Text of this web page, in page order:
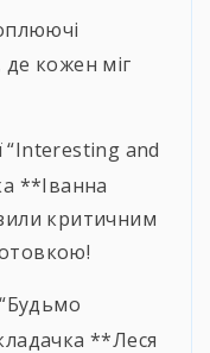
кожен міг
“Interesting and
**Іванна
критичним
**Леся